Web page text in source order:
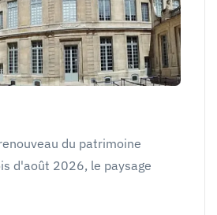
du patrimoine
d'août 2026, le paysage